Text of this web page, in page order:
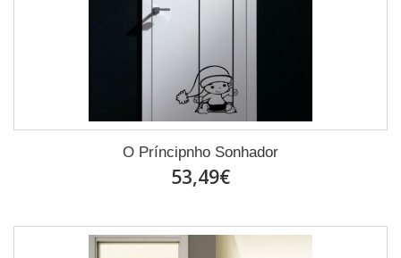
O Príncipnho Sonhador
53,49€